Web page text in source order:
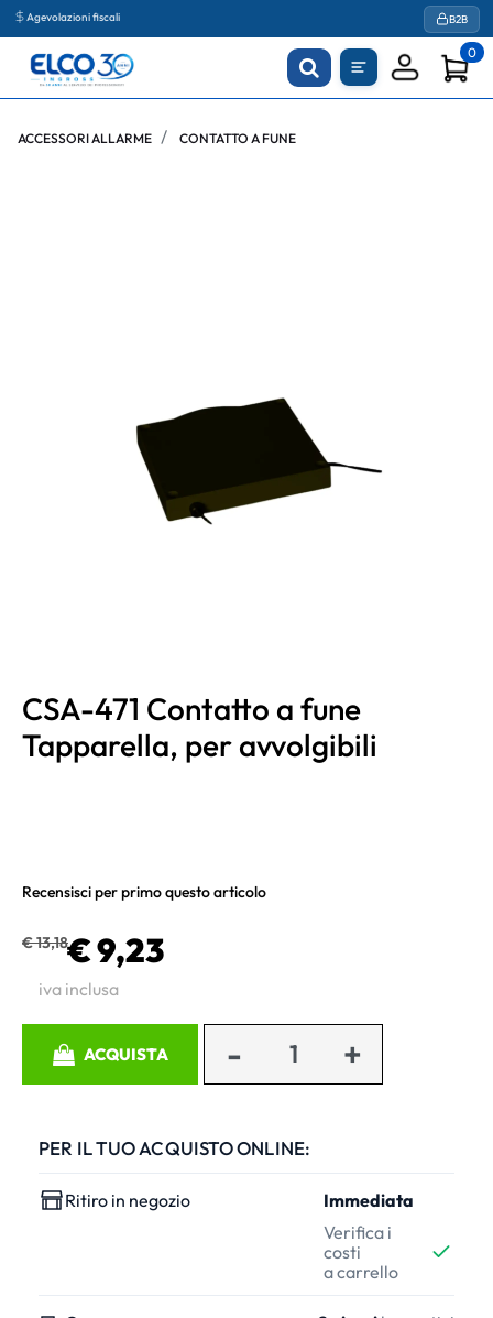
Agevolazioni fiscali B2B
0
ACCESSORI ALLARME CONTATTO A FUNE
CSA-471 Contatto a fune
Tapparella, per avvolgibili
Recensisci per primo questo articolo
€ 13,18€ 9,23
iva inclusa
ACQUISTA
PER IL TUO ACQUISTO ONLINE:
Ritiro in negozio
Immediata
Verifica i
costi
a carrello